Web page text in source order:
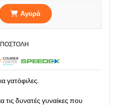
Αγορά
γατόφιλες.
τις δυνατές γυναίκες που